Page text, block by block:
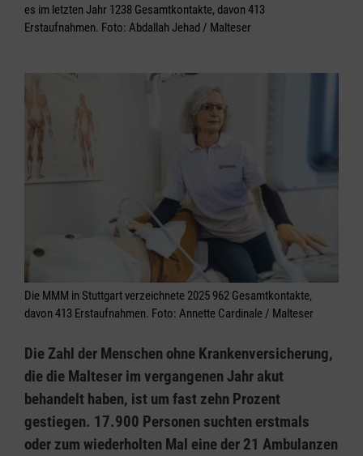
es im letzten Jahr 1238 Gesamtkontakte, davon 413
Erstaufnahmen. Foto: Abdallah Jehad / Malteser
Die MMM in Stuttgart verzeichnete 2025 962 Gesamtkontakte,
davon 413 Erstaufnahmen. Foto: Annette Cardinale / Malteser
Die Zahl der Menschen ohne Krankenversicherung,
die die Malteser im vergangenen Jahr akut
behandelt haben, ist um fast zehn Prozent
gestiegen. 17.900 Personen suchten erstmals
oder zum wiederholten Mal eine der 21 Ambulanzen